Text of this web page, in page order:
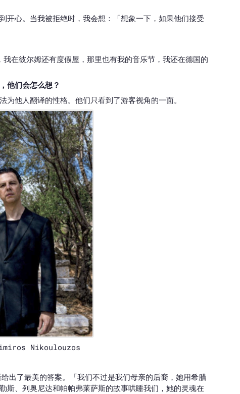
开心。当我被拒绝时，我会想：「想象一下，如果他们接受
在彼尔姆还有度假屋，那里也有我的音乐节，我还在德国的
他们会怎么想？
他人翻译的性格。他们只看到了游客视角的一面。
Nikoulouzos
出了最美的答案。「我们不过是我们母亲的后裔，她用希腊
斯、列奥尼达和帕帕弗莱萨斯的故事哄睡我们，她的灵魂在